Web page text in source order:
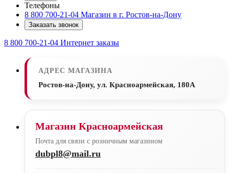
Телефоны
8 800 700-21-04 Магазин в г. Ростов-на-Дону
Заказать звонок
8 800 700-21-04 Интернет заказы
АДРЕС МАГАЗИНА
Ростов-на-Дону, ул. Красноармейская, 180А
Магазин Красноармейская
Почта для связи с розничным магазином
dubpl8@mail.ru